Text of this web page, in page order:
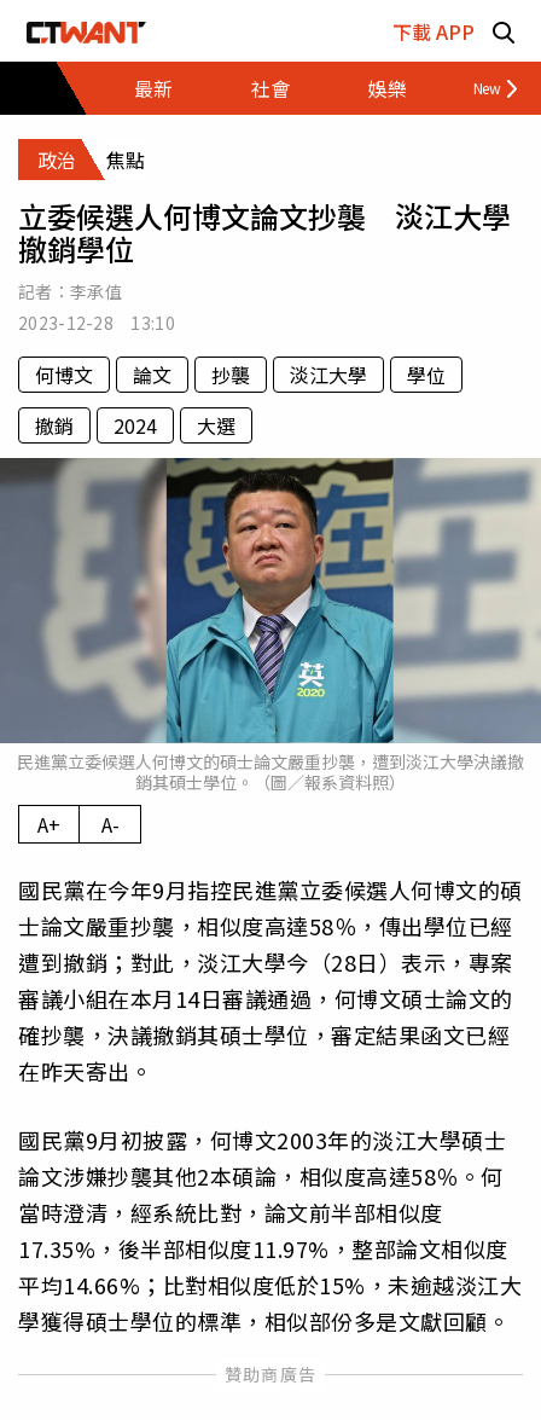
下載 APP
最新
社會 娛樂 財經
政治 焦點
立委候選人何博文論文抄襲 淡江大學
撤銷學位
記者： 李承值
2023-12-28 13:10
何博文 論文 抄襲 淡江大學
學位
撤銷
2024 大選
民進黨立委候選人何博文的碩士論文嚴重抄襲，遭到淡江大學決議撤
銷其碩士學位。（圖／報系資料照）
A+ A-
國民黨在今年9月指控民進黨立委候選人何博文的碩
士論文嚴重抄襲，相似度高達58％，傳出學位已經
遭到撤銷；對此，淡江大學今（28日）表示，專案
審議小組在本月14日審議通過，何博文碩士論文的
確抄襲，決議撤銷其碩士學位，審定結果函文已經
在昨天寄出。
國民黨9月初披露，何博文2003年的淡江大學碩士
論文涉嫌抄襲其他2本碩論，相似度高達58％。何
當時澄清，經系統比對，論文前半部相似度
17.35%，後半部相似度11.97%，整部論文相似度
平均14.66%；比對相似度低於15%，未逾越淡江大
學獲得碩士學位的標準，相似部份多是文獻回顧。